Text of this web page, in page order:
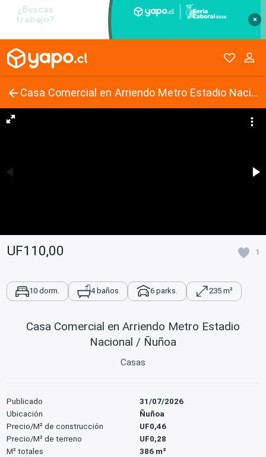
×
Casa Comercial en Arriendo Metro Estadio Nacional / Ñuñoa
UF110,00 1
10 dorm. 4 baños 6 parks. 235 m²
Casa Comercial en Arriendo Metro Estadio
Nacional / Ñuñoa
Casas
Publicado
31/07/2026
Ubicación
Ñuñoa
Precio/M² de construcción
UF0,46
Precio/M² de terreno
UF0,28
M² totales
386 m²